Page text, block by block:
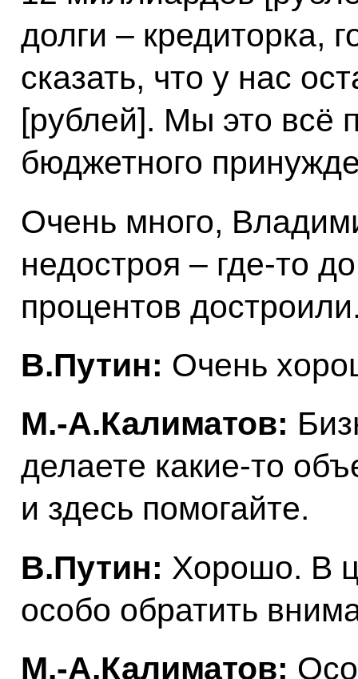
долги – кредиторка,
сказать, что у нас
[рублей]. Мы это всё
бюджетного
Очень много,
недостроя – где-то
процентов
В.Путин: Очень
М.-А.Калиматов:
делаете какие-то
и здесь помогайте.
В.Путин: Хорошо. В
особо обратить
М.-А.Калиматов: